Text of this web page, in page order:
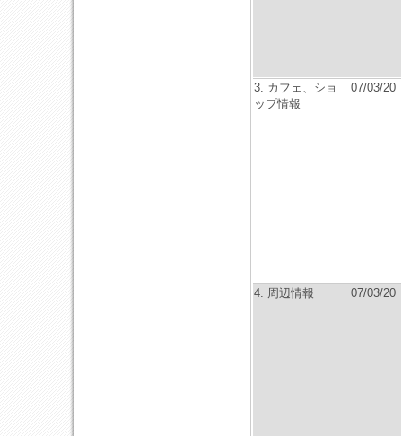
3. カフェ、ショ
ップ情報
07/03/20
4. 周辺情報 07/03/20